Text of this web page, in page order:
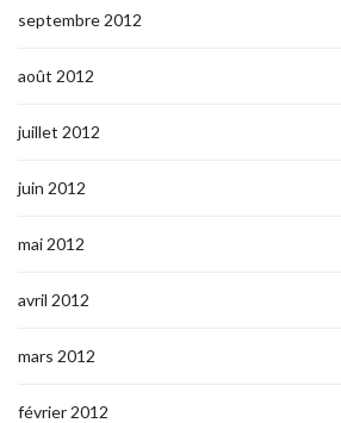
septembre 2012
août 2012
juillet 2012
juin 2012
mai 2012
avril 2012
mars 2012
février 2012